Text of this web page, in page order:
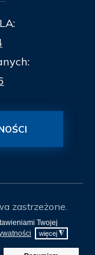
Twojej
więcej ◮
zastrzeżone.